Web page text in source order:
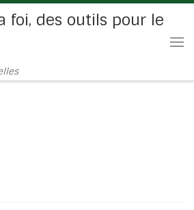
foi, des outils pour le